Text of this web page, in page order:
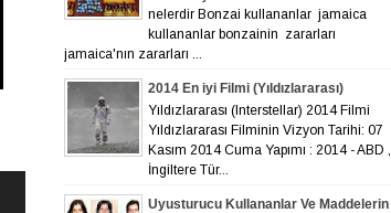
nelerdir Bonzai kullananlar jamaica
kullananlar bonzainin zararları
jamaica'nın zararları ...
2014 En iyi Filmi (Yıldızlararası)
Yıldızlararası (Interstellar) 2014 Filmi
Yıldızlararası Filminin Vizyon Tarihi: 07
Kasım 2014 Cuma Yapımı : 2014 - ABD ,
İngiltere Tür...
Uyusturucu Kullananlar Ve Maddelerin